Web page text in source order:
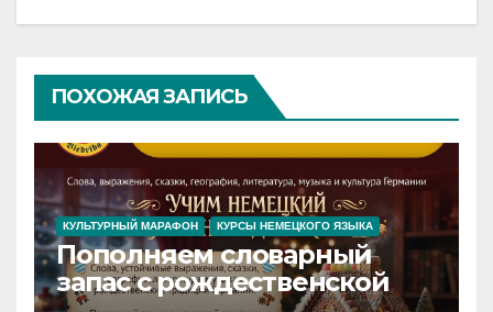
ПОХОЖАЯ ЗАПИСЬ
КУЛЬТУРНЫЙ МАРАФОН КУРСЫ НЕМЕЦКОГО ЯЗЫКА
Пополняем словарный
запас с рождественской